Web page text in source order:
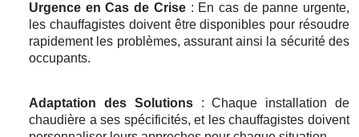
Urgence en Cas de Crise: En cas de panne urgente,
les chauffagistes doivent être disponibles pour résoudre
rapidement les problèmes, assurant ainsi la sécurité des
occupants.
Adaptation des Solutions: Chaque installation de
chaudière a ses spécificités, et les chauffagistes doivent